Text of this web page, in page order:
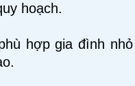
hoạch.
hợp gia đình